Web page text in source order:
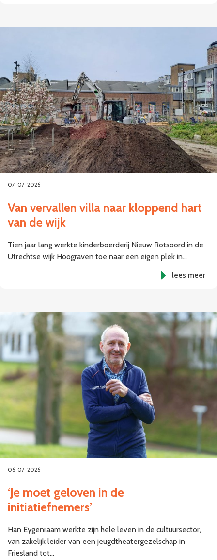
07-07-2026
Van vervallen villa naar kloppend hart
van de wijk
Tien jaar lang werkte kinderboerderij Nieuw Rotsoord in de
Utrechtse wijk Hoograven toe naar een eigen plek in…
lees meer
06-07-2026
‘Je moet geloven in de
initiatiefnemers’
Han Eygenraam werkte zijn hele leven in de cultuursector,
van zakelijk leider van een jeugdtheatergezelschap in
Friesland tot…